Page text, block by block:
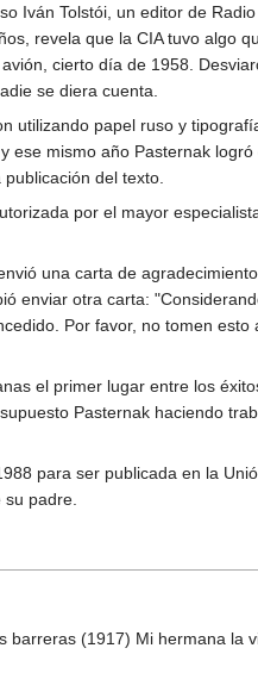
Iván Tolstói, un editor de
revela que la CIA tuvo algo
cierto día de 1958.
se diera cuenta.
utilizando papel ruso y
ese mismo año Pasternak
del texto.
por el mayor
una carta de
enviar otra carta:
Por favor, no tomen
el primer lugar entre los
Pasternak haciendo
para ser publicada en la
padre.
barreras (1917) Mi hermana